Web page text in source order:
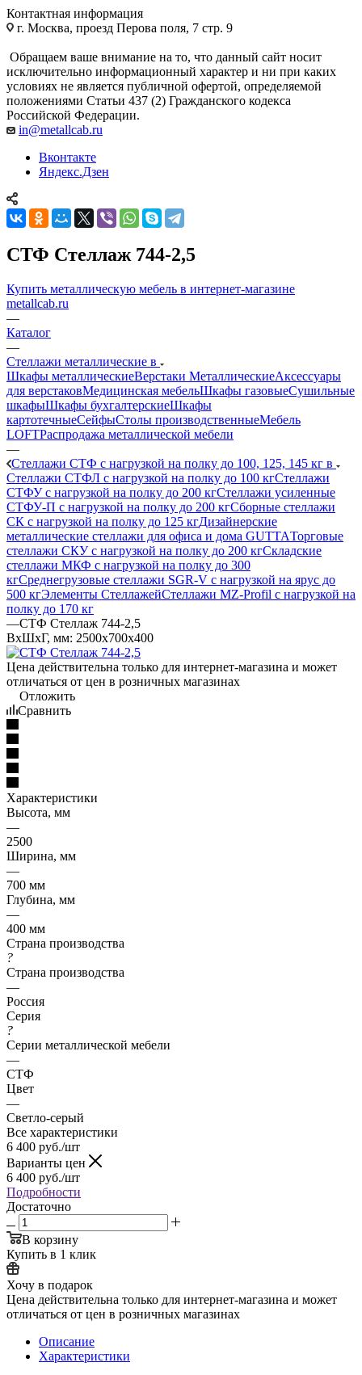
Контактная информация
г. Москва, проезд Перова поля, 7 стр. 9
Обращаем ваше внимание на то, что данный сайт носит
исключительно информационный характер и ни при каких
условиях не является публичной офертой, определяемой
положениями Статьи 437 (2) Гражданского кодекса
Российской Федерации.
in@metallcab.ru
Вконтакте
Яндекс.Дзен
СТФ Стеллаж 744-2,5
Купить металлическую мебель в интернет-магазине
metallcab.ru
—
Каталог
—
Стеллажи металлические в
Шкафы металлическиеВерстаки МеталлическиеАксессуары
для верстаковМедицинская мебельШкафы газовыеСушильные
шкафыШкафы бухгалтерскиеШкафы
картотечныеСейфыСтолы производственныеМебель
LOFTРаспродажа металлической мебели
—
Стеллажи СТФ с нагрузкой на полку до 100, 125, 145 кг в
Стеллажи СТФЛ с нагрузкой на полку до 100 кгСтеллажи
СТФУ с нагрузкой на полку до 200 кгСтеллажи усиленные
СТФУ-П с нагрузкой на полку до 200 кгСборные стеллажи
СК с нагрузкой на полку до 125 кгДизайнерские
металлические стеллажи для офиса и дома GUTTAТорговые
стеллажи СКУ с нагрузкой на полку до 200 кгСкладские
стеллажи МКФ с нагрузкой на полку до 300
кгСреднегрузовые стеллажи SGR-V с нагрузкой на ярус до
500 кгЭлементы СтеллажейСтеллажи MZ-Profil с нагрузкой на
полку до 170 кг
—СТФ Стеллаж 744-2,5
ВхШхГ, мм: 2500x700x400
Цена действительна только для интернет-магазина и может
отличаться от цен в розничных магазинах
Отложить
Сравнить
Характеристики
Высота, мм
—
2500
Ширина, мм
—
700 мм
Глубина, мм
—
400 мм
Страна производства
?
Страна производства
—
Россия
Серия
?
Серии металлической мебели
—
СТФ
Цвет
—
Светло-серый
Все характеристики
6 400 руб./шт
Варианты цен
6 400 руб./шт
Подробности
Достаточно
В корзину
Купить в 1 клик
Хочу в подарок
Цена действительна только для интернет-магазина и может
отличаться от цен в розничных магазинах
Описание
Характеристики